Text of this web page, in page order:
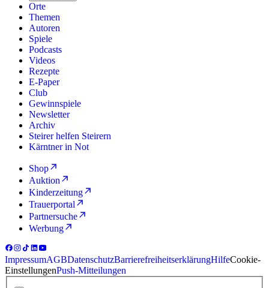
Orte
Themen
Autoren
Spiele
Podcasts
Videos
Rezepte
E-Paper
Club
Gewinnspiele
Newsletter
Archiv
Steirer helfen Steirern
Kärntner in Not
Shop
Auktion
Kinderzeitung
Trauerportal
Partnersuche
Werbung
ImpressumAGBDatenschutzBarrierefreiheitserklärungHilfeCookie-
EinstellungenPush-Mitteilungen